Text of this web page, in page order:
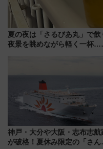
夏の夜は「さるびあ丸」で
夜景を眺めながら軽く一杯
神戸・大分や大阪・志布志航
が破格！夏休み限定の「さん